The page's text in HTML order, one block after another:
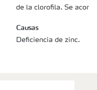
de la clorofila. Se
Causas
Deficiencia de zinc.